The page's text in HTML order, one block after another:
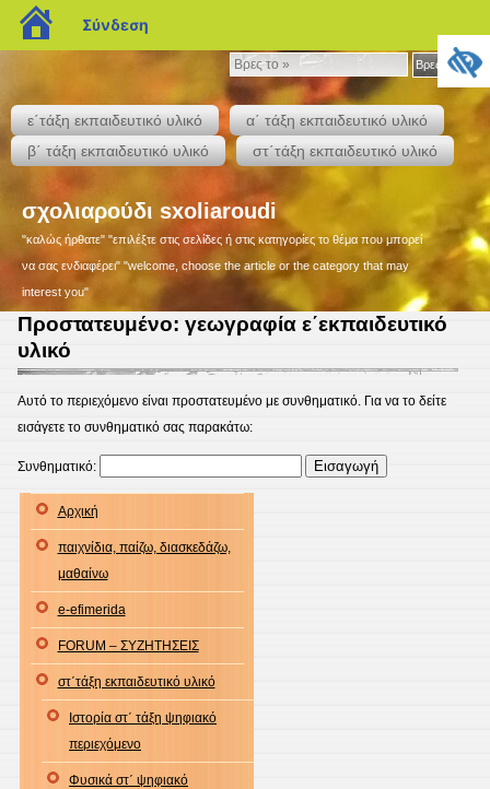
Βρες
το
»
Βρες το »
ε΄τάξη εκπαιδευτικό υλικό
α΄ τάξη εκπαιδευτικό υλικό
β΄ τάξη εκπαιδευτικό υλικό
στ΄τάξη εκπαιδευτικό υλικό
σχολιαρούδι sxoliaroudi
"καλώς ήρθατε" "επιλέξτε στις σελίδες ή στις κατηγορίες το θέμα που μπορεί
να σας ενδιαφέρει" "welcome, choose the article or the category that may
interest you"
Πρoστατευμένο: γεωγραφία ε΄εκπαιδευτικό
υλικό
Αυτό το περιεχόμενο είναι προστατευμένο με συνθηματικό. Για να το δείτε
εισάγετε το συνθηματικό σας παρακάτω:
Συνθηματικό:
Αρχική
παιχνίδια, παίζω, διασκεδάζω,
μαθαίνω
e-efimerida
FORUM – ΣΥΖΗΤΗΣΕΙΣ
στ΄τάξη εκπαιδευτικό υλικό
Ιστορία στ΄ τάξη ψηφιακό
περιεχόμενο
Φυσικά στ΄ ψηφιακό
blogs.sch.gr
Σύνδεση